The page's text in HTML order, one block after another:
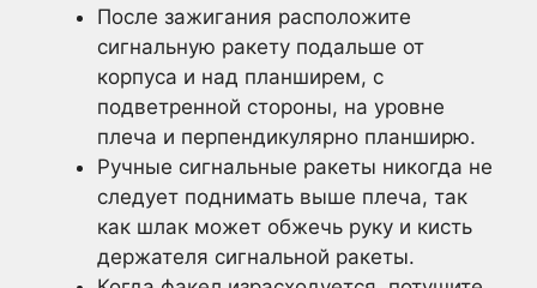
После зажигания расположите
сигнальную ракету подальше от
корпуса и над планширем, с
подветренной стороны, на уровне
плеча и перпендикулярно планширю.
Ручные сигнальные ракеты никогда не
следует поднимать выше плеча, так
как шлак может обжечь руку и кисть
держателя сигнальной ракеты.